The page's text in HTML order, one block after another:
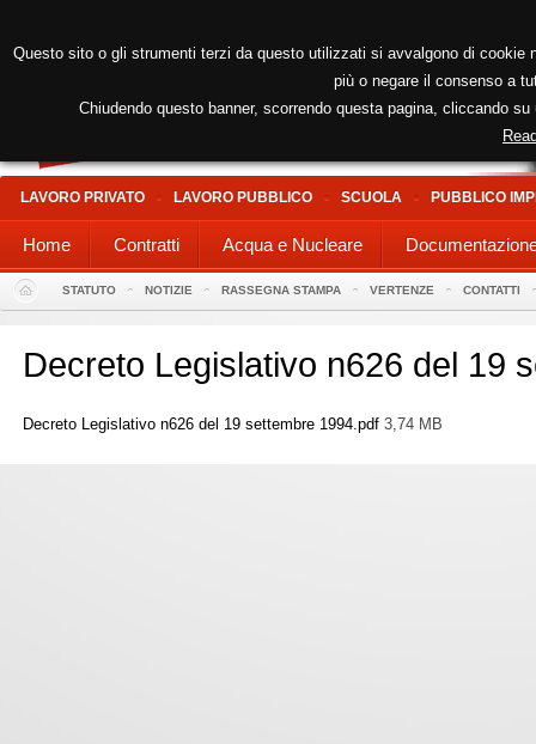
LAVORO PRIVATO LAVORO PUBBLICO SCUOLA PUBBLICO
Home Contratti Acqua e Nucleare
STATUTO NOTIZIE RASSEGNA STAMPA VERTENZE CONTATTI
Decreto Legislativo n626 del 19
Decreto Legislativo n626 del 19 settembre 1994.pdf 3,74 MB
Questo sito o gli strumenti terzi da questo utilizzati si avvalgono di
più o negare il consenso a
Chiudendo questo banner, scorrendo questa pagina, cliccando